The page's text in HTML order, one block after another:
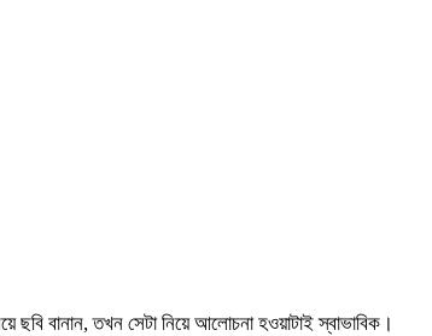
বানান, তখন সেটা নিয়ে আলোচনা হওয়াটাই স্বাভাবিক।